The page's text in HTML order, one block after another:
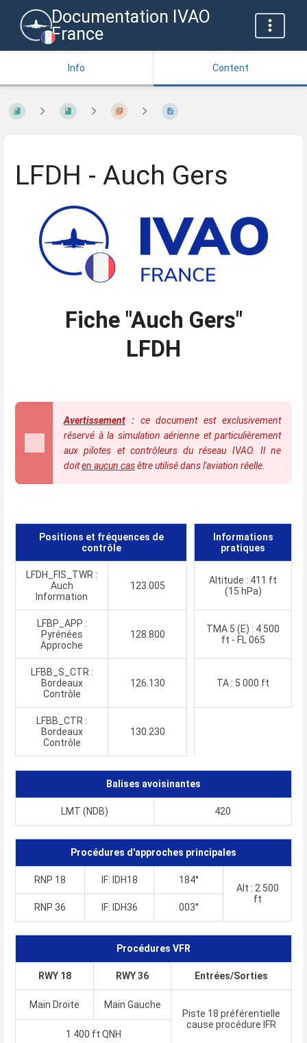
Documentation IVAO
France
Info Content
LFDH - Auch Gers
Fiche "Auch Gers"
LFDH
Avertissement : ce document est exclusivement
réservé à la simulation aérienne et particulièrement
aux pilotes et contrôleurs du réseau IVAO. Il ne
doiten aucun casêtre utilisé dans l'aviation réelle.
Positions et fréquences de
contrôle
Informations
pratiques
LFDH_FIS_TWR :
Auch
Information
123.005
Altitude : 411 ft
(15 hPa)
LFBP_APP :
Pyrénées
Approche
128.800
TMA 5 (E) : 4 500
ft - FL 065
LFBB_S_CTR :
Bordeaux
Contrôle
126.130 TA : 5 000 ft
LFBB_CTR :
Bordeaux
Contrôle
130.230
Balises avoisinantes
LMT (NDB) 420
Procédures d'approches principales
RNP 18 IF: IDH18 184°
Alt : 2 500
ft
RNP 36 IF: IDH36 003°
Procédures VFR
RWY 18 RWY 36 Entrées/Sorties
Main Droite
Main Gauche
Piste 18 préférentielle
cause procédure IFR
1 400 ft QNH